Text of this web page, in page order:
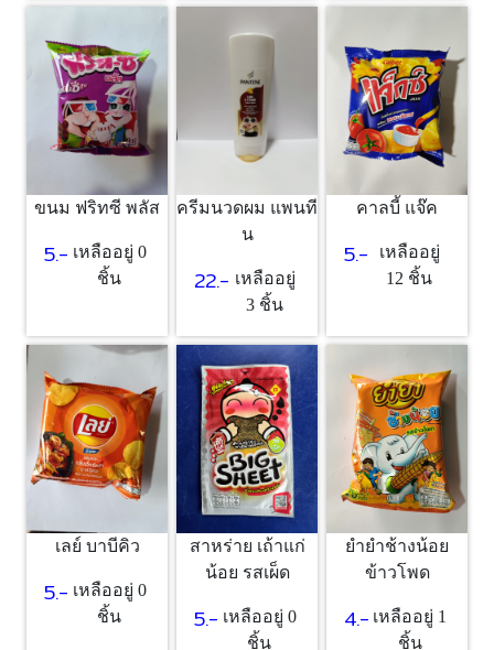
ขนม ฟริทซี พลัส
5.- เหลืออยู่ 0
ชิ้น
ครีมนวดผม แพนที
น
22.- เหลืออยู่
3 ชิ้น
คาลบี้ แจ๊ค
5.-
เหลืออยู่
12 ชิ้น
เลย์ บาบีคิว
5.- เหลืออยู่ 0
ชิ้น
สาหร่าย เถ้าแก่
น้อย รสเผ็ด
5.- เหลืออยู่ 0
ชิ้น
ยำยำช้างน้อย
ข้าวโพด
4.- เหลืออยู่ 1
ชิ้น